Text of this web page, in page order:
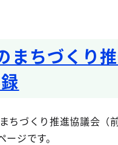
まちづくり
ちづくり推進協議会
ジです。